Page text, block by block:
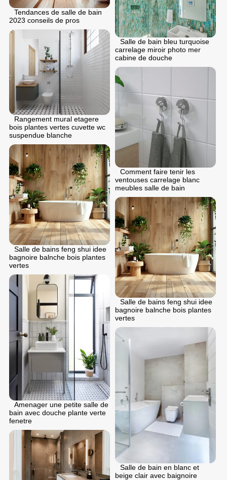
Tendances de salle de bain
2023 conseils de pros
Salle de bain bleu turquoise
carrelage miroir photo mer
cabine de douche
Rangement mural etagere
bois plantes vertes cuvette wc
suspendue blanche
Comment faire tenir les
ventouses carrelage blanc
meubles salle de bain
Salle de bains feng shui idee
bagnoire balnche bois plantes
vertes
Salle de bains feng shui idee
bagnoire balnche bois plantes
vertes
Amenager une petite salle de
bain avec douche plante verte
fenetre
Salle de bain en blanc et
beige clair avec baignoire